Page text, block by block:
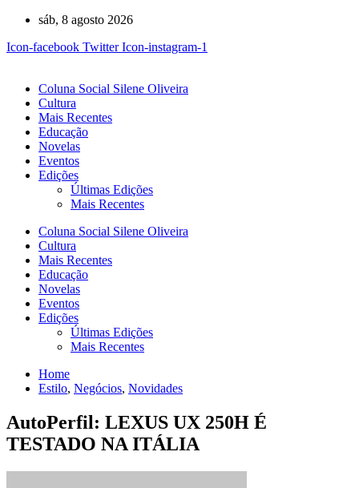
o
sáb, 8 agosto 2026
Icon-facebook Twitter Icon-instagram-1
Coluna Social Silene Oliveira
Cultura
Mais Recentes
Educação
Novelas
Eventos
Edições
Últimas Edições
Mais Recentes
Coluna Social Silene Oliveira
Cultura
Mais Recentes
Educação
Novelas
Eventos
Edições
Últimas Edições
Mais Recentes
Home
Estilo, Negócios, Novidades
AutoPerfil: LEXUS UX 250H É
TESTADO NA ITÁLIA